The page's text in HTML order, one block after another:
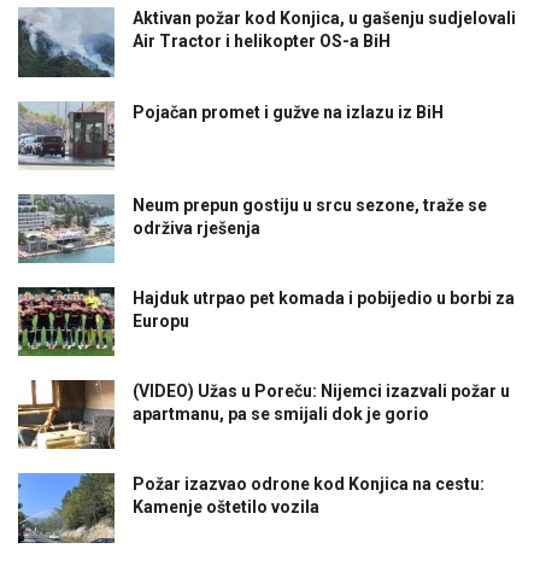
Aktivan požar kod Konjica, u gašenju sudjelovali
Air Tractor i helikopter OS-a BiH
Pojačan promet i gužve na izlazu iz BiH
Neum prepun gostiju u srcu sezone, traže se
održiva rješenja
Hajduk utrpao pet komada i pobijedio u borbi za
Europu
(VIDEO) Užas u Poreču: Nijemci izazvali požar u
apartmanu, pa se smijali dok je gorio
Požar izazvao odrone kod Konjica na cestu:
Kamenje oštetilo vozila